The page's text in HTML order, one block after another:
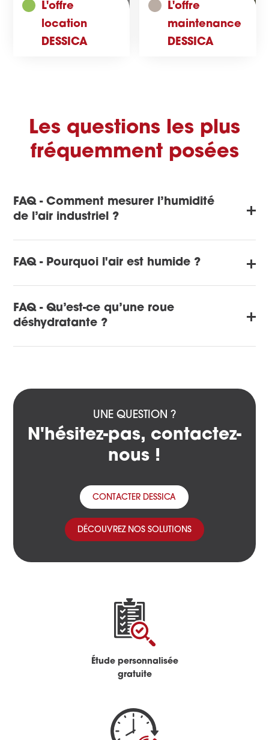
L'offre
location
DESSICA
L'offre
maintenance
DESSICA
Les questions les plus
fréquemment posées
FAQ - Comment mesurer l’humidité
de l’air industriel ?
FAQ - Pourquoi l'air est humide ?
FAQ - Qu’est-ce qu’une roue
déshydratante ?
UNE QUESTION ?
N'hésitez-pas, contactez-
nous !
CONTACTER DESSICA
DÉCOUVREZ NOS SOLUTIONS
Étude personnalisée
gratuite